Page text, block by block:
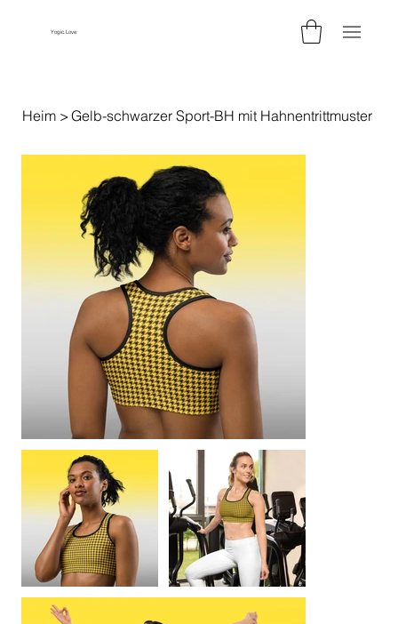
Yogic.Love
Heim >Gelb-schwarzer Sport-BH mit Hahnentrittmuster